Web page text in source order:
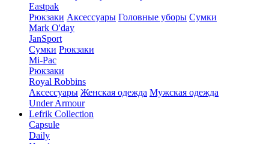
Eastpak
Рюкзаки Аксессуары Головные уборы Сумки
Mark O'day
JanSport
Сумки Рюкзаки
Mi-Pac
Рюкзаки
Royal Robbins
Аксессуары Женская одежда Мужская одежда
Under Armour
Lefrik Collection
Capsule
Daily